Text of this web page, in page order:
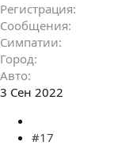
Регистрация
Сообщения
Симпатии
Город
Авто
3 Сен 2022
#17